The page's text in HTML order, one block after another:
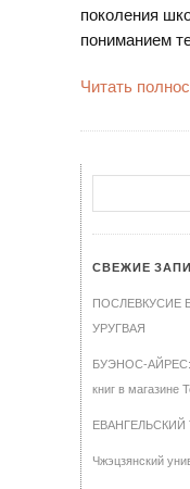
поколения
пониманием
Читать
СВЕЖИЕ
ПОСЛЕВКУСИЕ
УРУГВАЯ
БУЭНОС-АЙРЕС:
книг в магазине
Чжэцзянский